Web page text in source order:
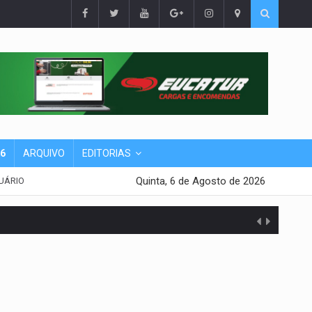
ARQUIVO EDITORIAS
Quinta, 6 de Agosto de 2026